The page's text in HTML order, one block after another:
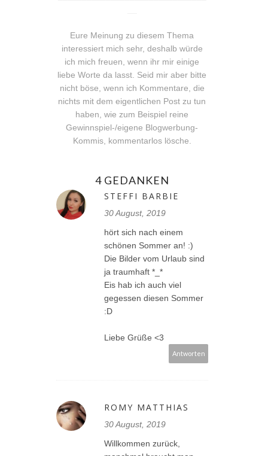
Eure Meinung zu diesem Thema
interessiert mich sehr, deshalb würde
ich mich freuen, wenn ihr mir einige
liebe Worte da lasst. Seid mir aber bitte
nicht böse, wenn ich Kommentare, die
nichts mit dem eigentlichen Post zu tun
haben, wie zum Beispiel reine
Gewinnspiel-/eigene Blogwerbung-
Kommis, kommentarlos lösche.
4 GEDANKEN
STEFFI BARBIE
30 August, 2019
hört sich nach einem
schönen Sommer an! :)
Die Bilder vom Urlaub sind
ja traumhaft *_*
Eis hab ich auch viel
gegessen diesen Sommer
:D
Liebe Grüße <3
Antworten
ROMY MATTHIAS
30 August, 2019
Willkommen zurück,